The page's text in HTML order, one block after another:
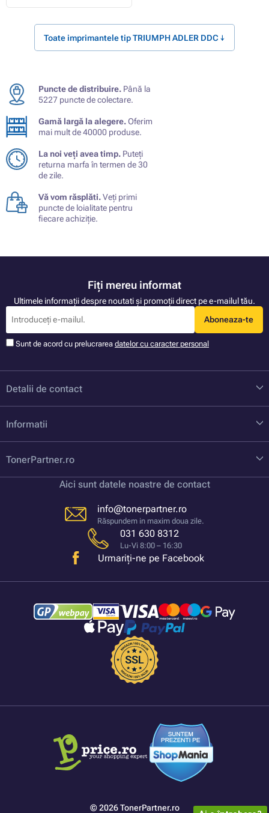
Toate imprimantele tip TRIUMPH ADLER DDC ↓
Puncte de distribuire. Până la
5227 puncte de colectare.
Gamă largă la alegere.Oferim
mai mult de 40000 produse.
La noi veți avea timp. Puteți
returna marfa în termen de 30
de zile.
Vă vom răsplăti.Veți primi
puncte de loialitate pentru
fiecare achiziție.
Fiți mereu informat
Ultimele informații despre noutati și promoții direct pe e-mailul tău.
Aboneaza-te
Sunt de acord cu prelucrarea datelor cu caracter personal
Detalii de contact
Informatii
TonerPartner.ro
Aici sunt datele noastre de contact
info@tonerpartner.ro
Răspundem in maxim doua zile.
031 630 8312
Lu-Vi 8:00 – 16:30
Urmariți-ne pe Facebook
© 2026 TonerPartner.ro